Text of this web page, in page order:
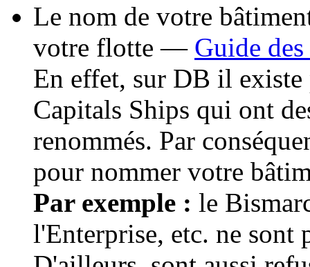
Le nom de votre
votre flotte — Guide
En effet, sur DB il existe
Capitals Ships qui ont
renommés. Par
pour nommer votre
Par exemple : le
l'Enterprise, etc. ne sont